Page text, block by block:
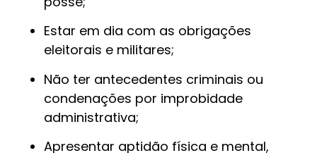
Estar em dia com as obrigações
eleitorais e militares;
Não ter antecedentes criminais ou
condenações por improbidade
administrativa;
Apresentar aptidão física e mental,